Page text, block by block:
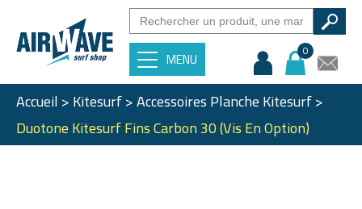
MENU 0
Accueil>Kitesurf>Accessoires Planche Kitesurf>
Duotone Kitesurf Fins Carbon 30 (vis En Option)